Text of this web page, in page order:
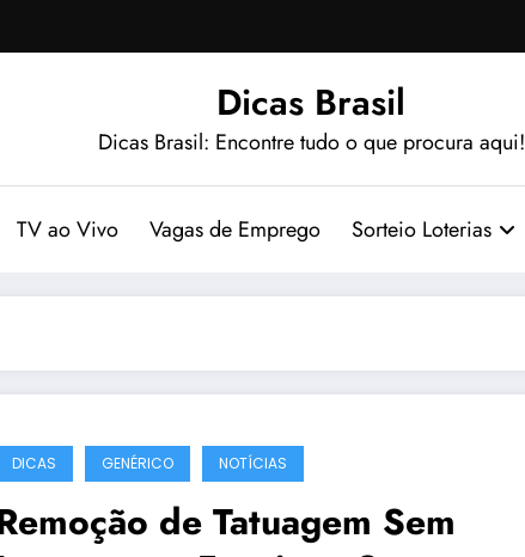
Dicas Brasil
Dicas Brasil: Encontre tudo o que procura aqui!
TV ao Vivo Vagas de Emprego Sorteio Loterias
DICAS GENÉRICO NOTÍCIAS
de Tatuagem Sem